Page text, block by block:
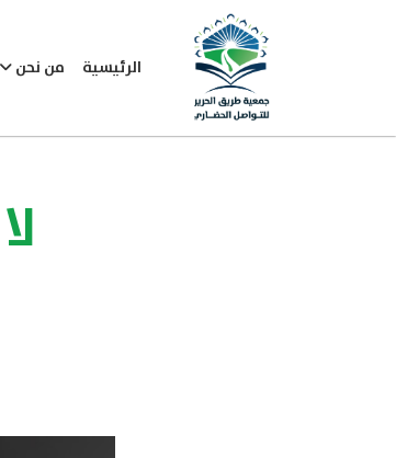
الرئيسية من نحن